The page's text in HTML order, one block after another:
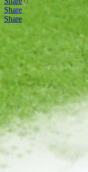
Share
Share